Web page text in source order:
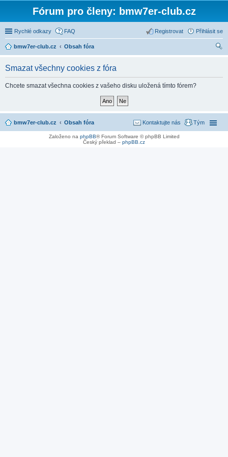
Fórum pro členy: bmw7er-club.cz
Rychlé odkazy FAQ Přihlásit se
Registrovat
bmw7er-club.cz
Obsah fóra
Smazat všechny cookies z fóra
Chcete smazat všechna cookies z vašeho disku uložená tímto fórem?
bmw7er-club.cz Obsah fóra Tým
Kontaktujte nás
Založeno na phpBB® Forum Software © phpBB Limited
Český překlad – phpBB.cz